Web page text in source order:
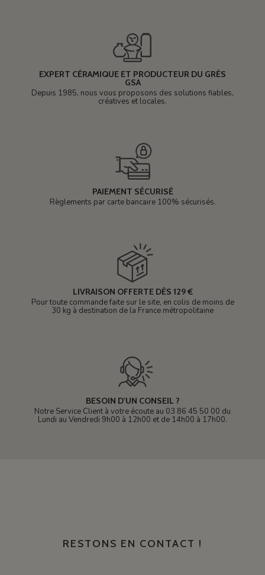
EXPERT CÉRAMIQUE ET PRODUCTEUR DU GRÈS
GSA
Depuis 1985, nous vous proposons des solutions fiables,
créatives et locales.
PAIEMENT SÉCURISÉ
Règlements par carte bancaire 100% sécurisés.
LIVRAISON OFFERTE DÈS 129 €
Pour toute commande faite sur le site, en colis de moins de
30 kg à destination de la France métropolitaine
BESOIN D'UN CONSEIL ?
Notre Service Client à votre écoute au 03 86 45 50 00 du
Lundi au Vendredi 9h00 à 12h00 et de 14h00 à 17h00.
RESTONS EN CONTACT !